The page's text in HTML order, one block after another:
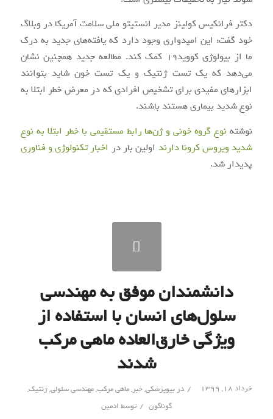
دکتر فرانکیس کولینز مدیر انستیتو ملی سلامت آمریکا در وبلاگ
خود گفت: این امیدواری وجود دارد که یافته‌های جدید به درک
ما از بیولوژی کووید۱۹ کمک کند. مطالعه جدید همچنین نشان
می‌دهد که یک تست ژنتیک و یک تست خون شاید بتوانند
ابزارهای مفیدی برای تشخیص افرادی که در معرض خطر ابتلا به
نوع شدید بیماری هستند باشند.
نوشته نوع گروه خونی و ژن‌ها رابط مستقیمی با خطر ابتلا به نوع
شدید ویروس کرونا دارند اولین بار در اخبار تکنولوژی و فناوری
پدیدار شد.
دانشمندان موفق به مهندسی
سلول‌های انسان با استفاده از
ویژگی خارق‌العاده ماهی مرکب
شدند
خرداد ۱۸, ۱۳۹۹ / دربیوپزشکی,خبر,ماهی مرکب,مهندسی سلولی,ژنتیک,
گوناگون / توسط ادمین